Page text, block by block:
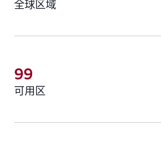
全球区域
可用区
99